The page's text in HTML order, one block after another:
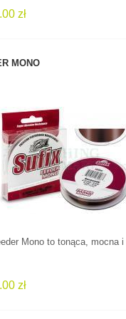
zł
MONO
ZOBACZ PRODUKT
Mono to tonąca, mocna i
zł